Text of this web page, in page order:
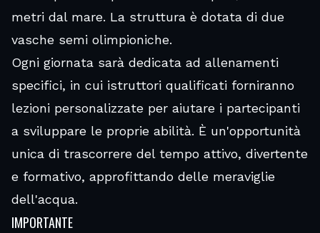
metri dal mare. La struttura è dotata di due
vasche semi olimpioniche.
Ogni giornata sarà dedicata ad allenamenti
specifici, in cui istruttori qualificati forniranno
lezioni personalizzate per aiutare i partecipanti
a sviluppare le proprie abilità. È un'opportunità
unica di trascorrere del tempo attivo, divertente
e formativo, approfittando delle meraviglie
dell'acqua.
IMPORTANTE